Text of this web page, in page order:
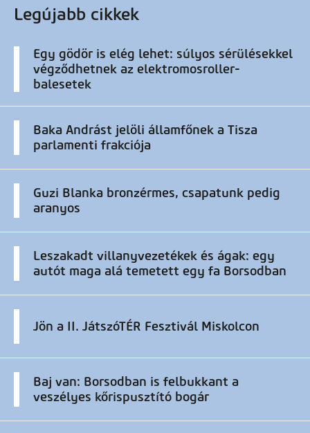
Legújabb cikkek
Egy gödör is elég lehet: súlyos sérülésekkel
végződhetnek az elektromosroller-
balesetek
Baka Andrást jelöli államfőnek a Tisza
parlamenti frakciója
Guzi Blanka bronzérmes, csapatunk pedig
aranyos
Leszakadt villanyvezetékek és ágak: egy
autót maga alá temetett egy fa Borsodban
Jön a II. JátszóTÉR Fesztivál Miskolcon
Baj van: Borsodban is felbukkant a
veszélyes kőrispusztító bogár